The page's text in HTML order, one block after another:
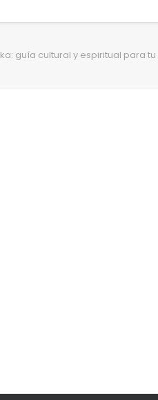
guía cultural y espiritual para tu